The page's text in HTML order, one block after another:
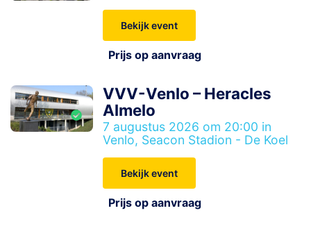
Bekijk event
Prijs op aanvraag
VVV-Venlo – Heracles
Almelo
7 augustus 2026 om 20:00 in
Venlo, Seacon Stadion - De Koel
Bekijk event
Prijs op aanvraag